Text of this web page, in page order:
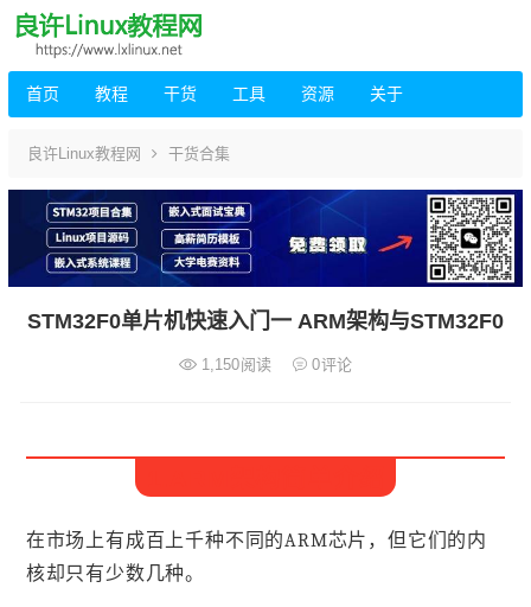
首页 教程 干货 工具 资源 关于
良许Linux教程网 干货合集
STM32F0单片机快速入门一 ARM架构与STM32F0
1,150阅读 0评论
在市场上有成百上千种不同的ARM芯片，但它们的内
核却只有少数几种。